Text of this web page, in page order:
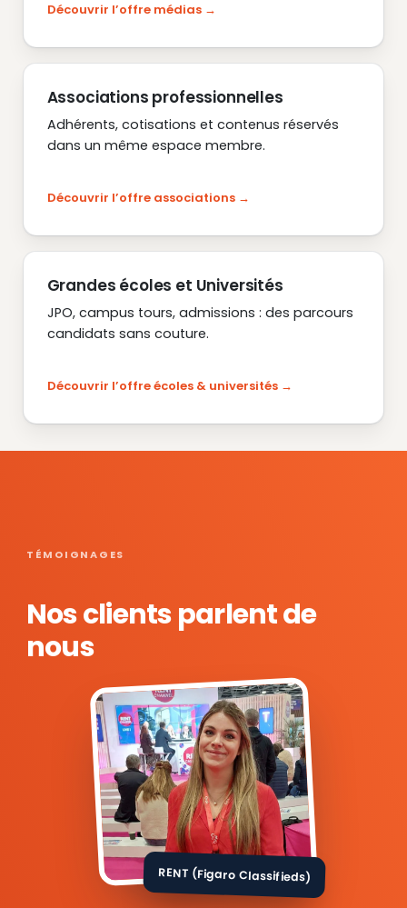
Découvrir l’offre médias
Associations professionnelles
Adhérents, cotisations et contenus réservés
dans un même espace membre.
Découvrir l’offre associations
Grandes écoles et Universités
JPO, campus tours, admissions : des parcours
candidats sans couture.
Découvrir l’offre écoles & universités
TÉMOIGNAGES
Nos clients parlent de
nous
RENT (Figaro Classifieds)